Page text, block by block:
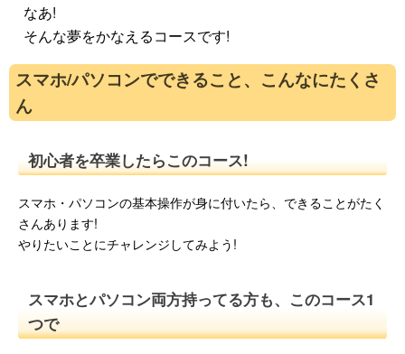
なあ!
そんな夢をかなえるコースです!
スマホ/パソコンでできること、こんなにたくさ
ん
初心者を卒業したらこのコース!
スマホ・パソコンの基本操作が身に付いたら、できることがたく
さんあります!
やりたいことにチャレンジしてみよう!
スマホとパソコン両方持ってる方も、このコース1
つで